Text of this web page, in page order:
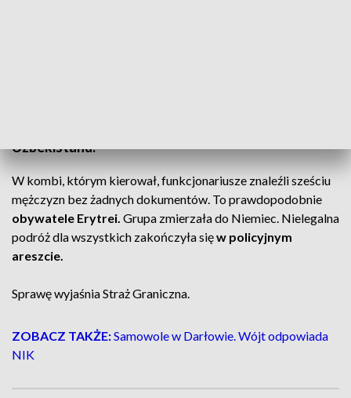
Uzbekistanu.
W kombi, którym kierował, funkcjonariusze znaleźli sześciu
mężczyzn bez żadnych dokumentów. To prawdopodobnie
obywatele Erytrei. Grupa zmierzała do Niemiec. Nielegalna
podróż dla wszystkich zakończyła sięw policyjnym
areszcie.
Sprawę wyjaśnia Straż Graniczna.
ZOBACZ TAKŻE:Samowole w Darłowie. Wójt odpowiada
NIK